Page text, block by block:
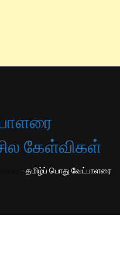
கேள்விகள்
-தமிழ்ப் பொது வேட்பாளரை